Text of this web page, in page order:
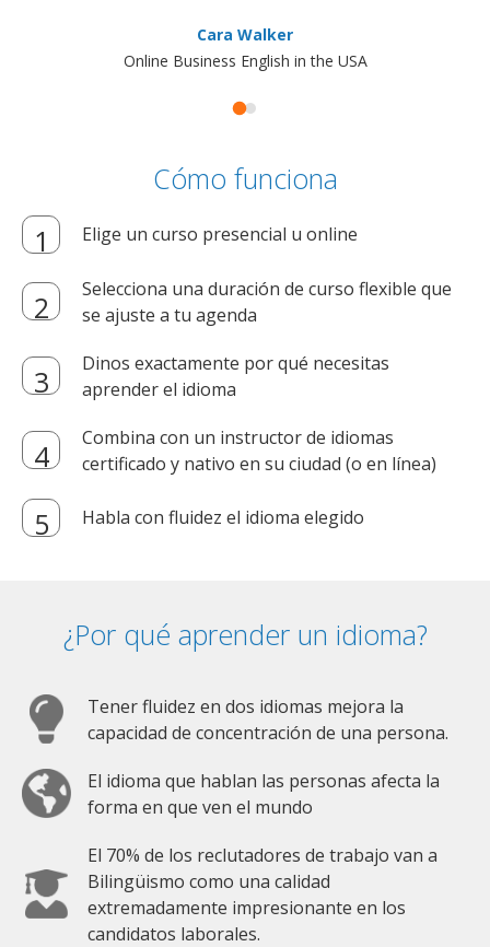
Cara Walker
Online Business English in the USA
Cómo funciona
Elige un curso presencial u online
Selecciona una duración de curso flexible que
se ajuste a tu agenda
Dinos exactamente por qué necesitas
aprender el idioma
Combina con un instructor de idiomas
certificado y nativo en su ciudad (o en línea)
Habla con fluidez el idioma elegido
¿Por qué aprender un idioma?
Tener fluidez en dos idiomas mejora la
capacidad de concentración de una persona.
El idioma que hablan las personas afecta la
forma en que ven el mundo
El 70% de los reclutadores de trabajo van a
Bilingüismo como una calidad
extremadamente impresionante en los
candidatos laborales.